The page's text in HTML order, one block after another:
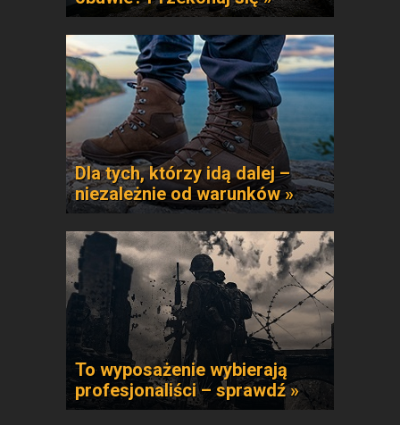
Dla tych, którzy idą dalej –
niezależnie od warunków »
To wyposażenie wybierają
profesjonaliści – sprawdź »